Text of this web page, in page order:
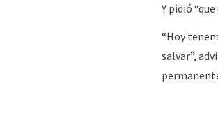
Y pidió
“Hoy
salvar”,